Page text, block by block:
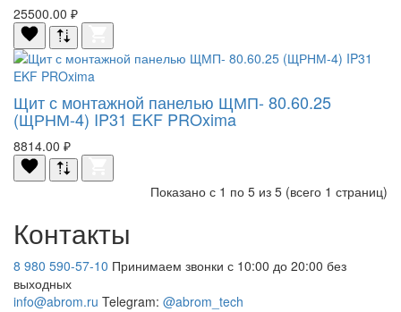
25500.00 ₽
Щит с монтажной панелью ЩМП- 80.60.25
(ЩРНМ-4) IP31 EKF PROxima
8814.00 ₽
Показано с 1 по 5 из 5 (всего 1 страниц)
Контакты
8 980 590-57-10 Принимаем звонки с 10:00 до 20:00 без
выходных
info@abrom.ru Telegram: @abrom_tech